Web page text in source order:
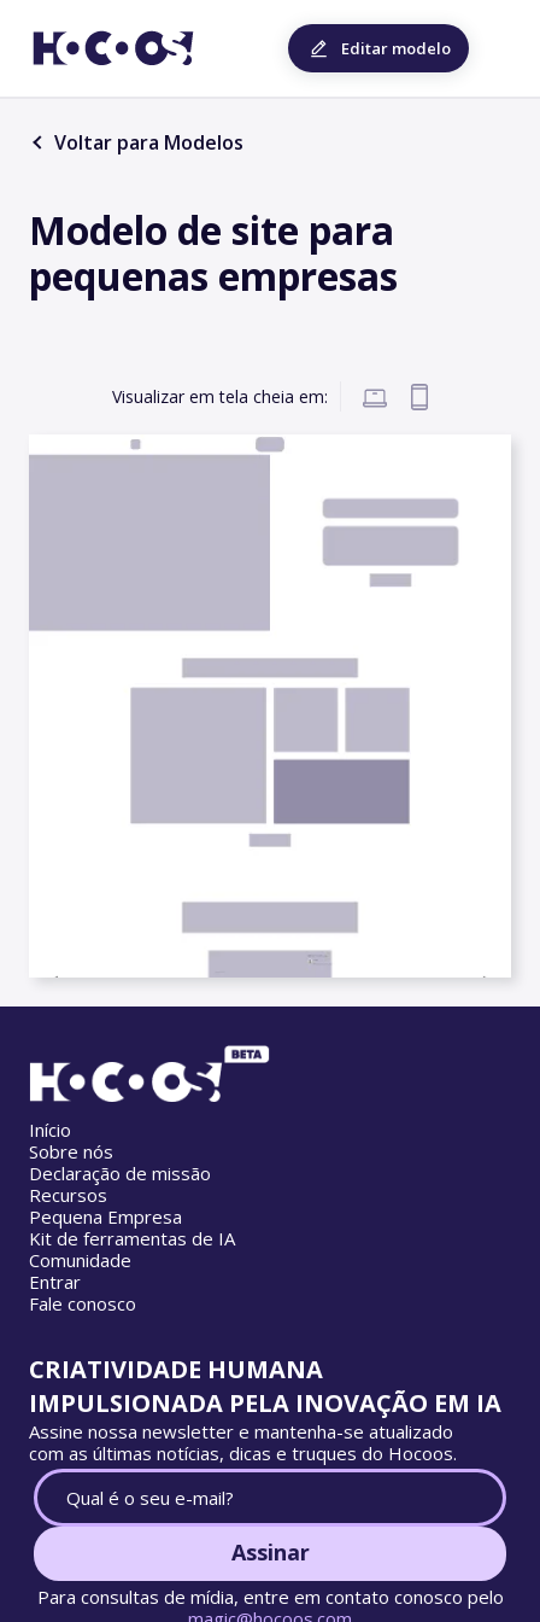
Editar modelo
Voltar para Modelos
Modelo de site para
pequenas empresas
Visualizar em tela cheia em:
Início
Sobre nós
Declaração de missão
Recursos
Pequena Empresa
Kit de ferramentas de IA
Comunidade
Entrar
Fale conosco
CRIATIVIDADE HUMANA
IMPULSIONADA PELA INOVAÇÃO EM IA
Assine nossa newsletter e mantenha-se atualizado
com as últimas notícias, dicas e truques do Hocoos.
Assinar
Para consultas de mídia, entre em contato conosco pelo